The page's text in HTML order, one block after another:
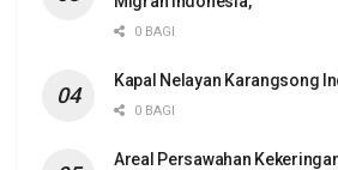
0 BAGI
Kapal Nelayan Karangsong
0 BAGI
Areal Persawahan